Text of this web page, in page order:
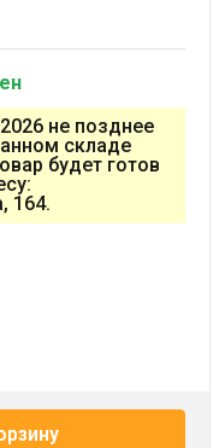
не позднее
складе
будет готов
164.